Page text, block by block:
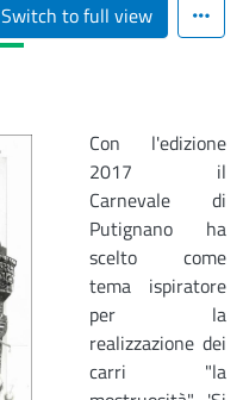
Switch to full view
Con l'edizione
2017 il
Carnevale di
Putignano ha
scelto come
tema ispiratore
per la
realizzazione dei
carri "la